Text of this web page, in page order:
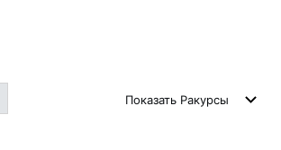
Показать Ракурсы